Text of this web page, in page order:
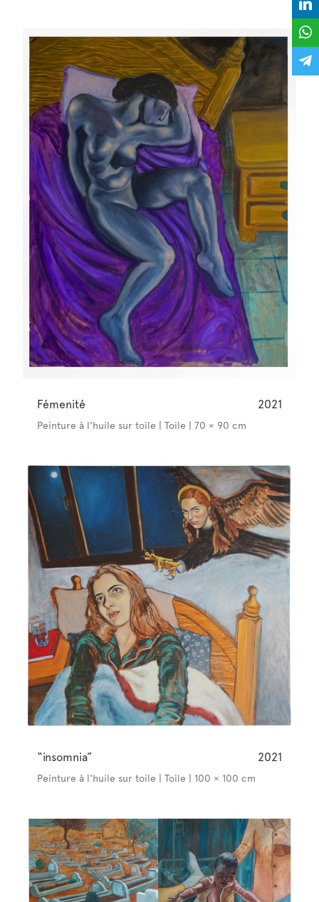
Fémenité 2021
Peinture à l'huile sur toile | Toile | 70 × 90 cm
“insomnia” 2021
Peinture à l'huile sur toile | Toile | 100 × 100 cm